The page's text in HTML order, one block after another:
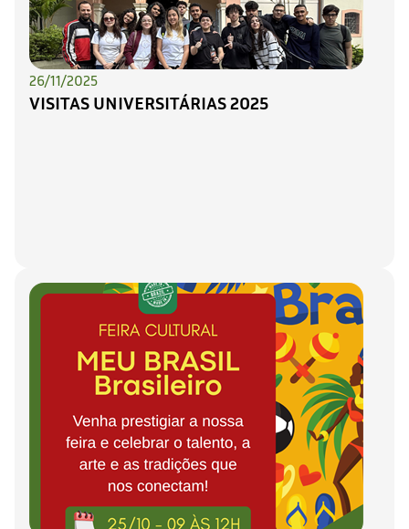
26/11/2025
VISITAS UNIVERSITÁRIAS 2025